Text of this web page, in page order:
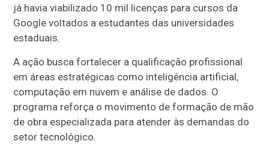
já havia viabilizado 10 mil licenças para cursos da
Google voltados a estudantes das universidades
estaduais.
A ação busca fortalecer a qualificação profissional
em áreas estratégicas como inteligência artificial,
computação em nuvem e análise de dados. O
programa reforça o movimento de formação de mão
de obra especializada para atender às demandas do
setor tecnológico.